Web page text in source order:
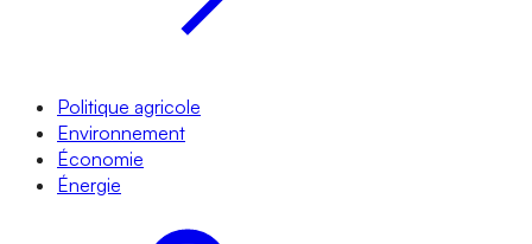
Politique agricole
Environnement
Économie
Énergie